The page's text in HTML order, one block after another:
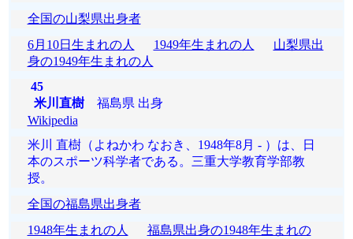
全国の山梨県出身者
6月10日生まれの人
1949年生まれの人
山梨県出
身の1949年生まれの人
45
米川直樹福島県 出身
Wikipedia
米川 直樹（よねかわ なおき、1948年8月 - ）は、日
本のスポーツ科学者である。三重大学教育学部教
授。
全国の福島県出身者
1948年生まれの人
福島県出身の1948年生まれの